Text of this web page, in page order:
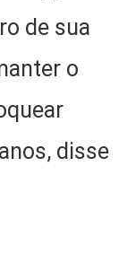
de sua
o
disse